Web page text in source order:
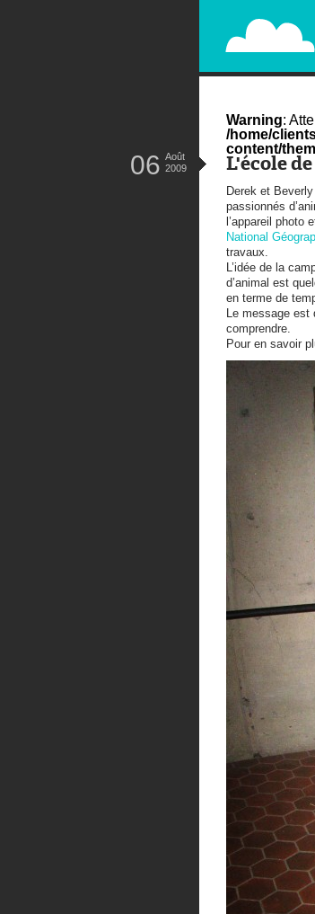
STREET,
Warning:
/home/
content/
L'école
06 Août
2009
Derek et
passionnés
l’appareil photo
National
travaux.
L’idée de la
d’animal est
en terme de
Le message
comprendre.
Pour en savoir